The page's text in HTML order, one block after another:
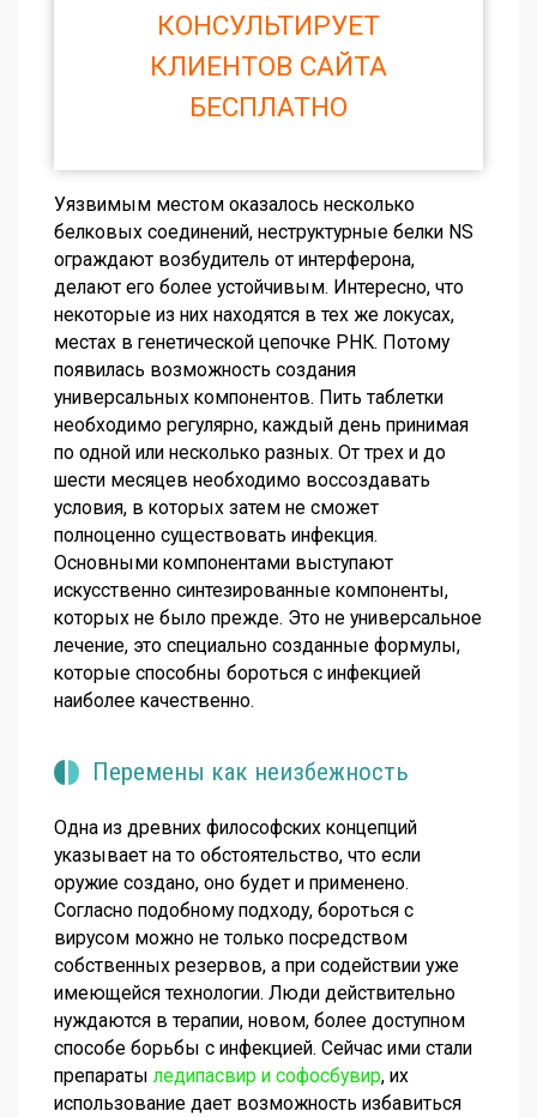
КОНСУЛЬТИРУЕТ
КЛИЕНТОВ САЙТА
БЕСПЛАТНО
Уязвимым местом оказалось несколько
белковых соединений, неструктурные белки NS
ограждают возбудитель от интерферона,
делают его более устойчивым. Интересно, что
некоторые из них находятся в тех же локусах,
местах в генетической цепочке РНК. Потому
появилась возможность создания
универсальных компонентов. Пить таблетки
необходимо регулярно, каждый день принимая
по одной или несколько разных. От трех и до
шести месяцев необходимо воссоздавать
условия, в которых затем не сможет
полноценно существовать инфекция.
Основными компонентами выступают
искусственно синтезированные компоненты,
которых не было прежде. Это не универсальное
лечение, это специально созданные формулы,
которые способны бороться с инфекцией
наиболее качественно.
Перемены как неизбежность
Одна из древних философских концепций
указывает на то обстоятельство, что если
оружие создано, оно будет и применено.
Согласно подобному подходу, бороться с
вирусом можно не только посредством
собственных резервов, а при содействии уже
имеющейся технологии. Люди действительно
нуждаются в терапии, новом, более доступном
способе борьбы с инфекцией. Сейчас ими стали
препараты ледипасвир и софосбувир, их
использование дает возможность избавиться